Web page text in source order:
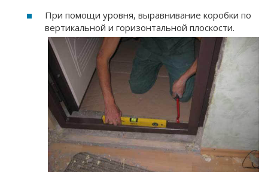
При помощи уровня, выравнивание коробки по
вертикальной и горизонтальной плоскости.